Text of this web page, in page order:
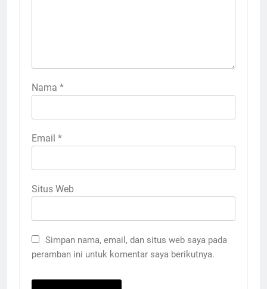
Nama *
Email *
Situs Web
Simpan nama, email, dan situs web saya pada
peramban ini untuk komentar saya berikutnya.